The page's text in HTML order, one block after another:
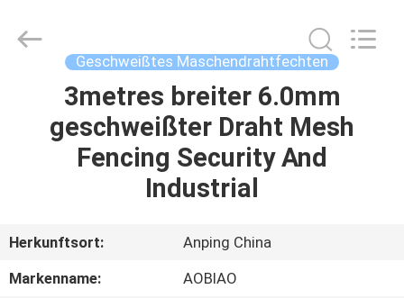
HAUS
PRODUKTE
UNS
Co.,Ltd.
Geschweißtes Maschendrahtfechten
3metres breiter 6.0mm
geschweißter Draht Mesh
Fencing Security And
Industrial
Herkunftsort:
Anping China
Markenname:
AOBIAO